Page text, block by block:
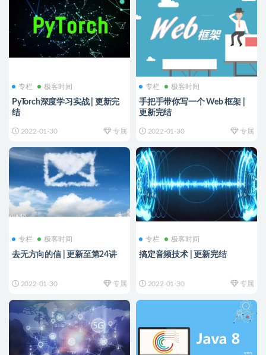
专栏 极客时间
PyTorch深度学习实战 | 更新完
结
2022-01-30 专属
专栏 极客时间
手把手带你写一个 Web 框架 |
更新完结
2022-01-30 专属
专栏 极客时间
去无方向的信 | 更新至第24讲
2022-01-30 专属
专栏 极客时间
搞定音频技术 | 更新完结
2022-01-30 专属